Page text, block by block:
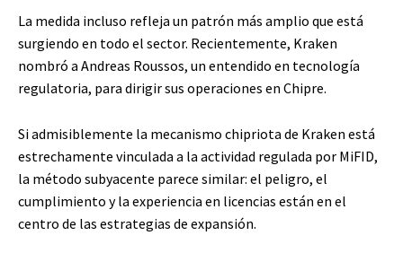
La medida incluso refleja un patrón más amplio que está
surgiendo en todo el sector. Recientemente, Kraken
nombró a Andreas Roussos, un entendido en tecnología
regulatoria, para dirigir sus operaciones en Chipre.
Si admisiblemente la mecanismo chipriota de Kraken está
estrechamente vinculada a la actividad regulada por MiFID,
la método subyacente parece similar: el peligro, el
cumplimiento y la experiencia en licencias están en el
centro de las estrategias de expansión.